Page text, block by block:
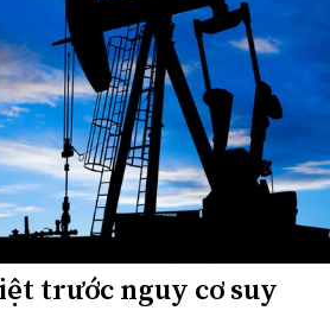
trước nguy cơ suy